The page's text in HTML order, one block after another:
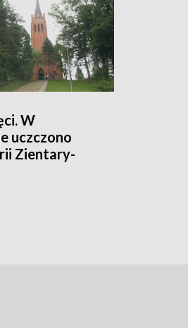
W
uczczono
Zientary-